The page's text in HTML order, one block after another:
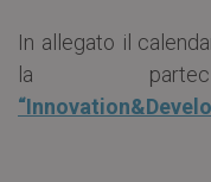
In allegato il
la